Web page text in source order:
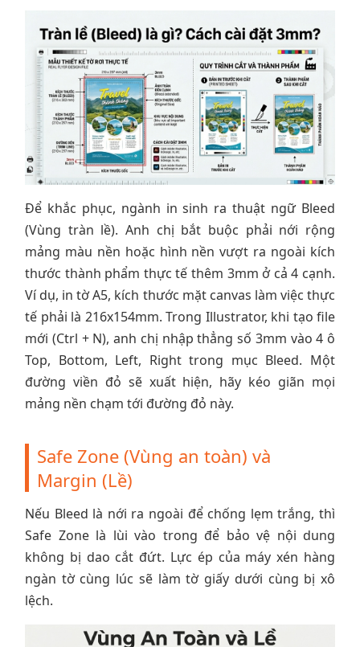
Để khắc phục, ngành in sinh ra thuật ngữ Bleed
(Vùng tràn lề). Anh chị bắt buộc phải nới rộng
mảng màu nền hoặc hình nền vượt ra ngoài kích
thước thành phẩm thực tế thêm 3mm ở cả 4 cạnh.
Ví dụ, in tờ A5, kích thước mặt canvas làm việc thực
tế phải là 216x154mm. Trong Illustrator, khi tạo file
mới (Ctrl + N), anh chị nhập thẳng số 3mm vào 4 ô
Top, Bottom, Left, Right trong mục Bleed. Một
đường viền đỏ sẽ xuất hiện, hãy kéo giãn mọi
mảng nền chạm tới đường đỏ này.
Safe Zone (Vùng an toàn) và
Margin (Lề)
Nếu Bleed là nới ra ngoài để chống lẹm trắng, thì
Safe Zone là lùi vào trong để bảo vệ nội dung
không bị dao cắt đứt. Lực ép của máy xén hàng
ngàn tờ cùng lúc sẽ làm tờ giấy dưới cùng bị xô
lệch.